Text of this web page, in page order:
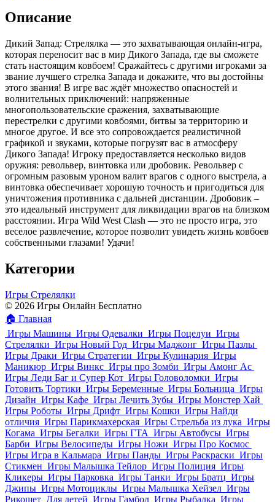
Описание
Дикий Запад: Стрелялка — это захватывающая онлайн-игра,
которая переносит вас в мир Дикого Запада, где вы сможете
стать настоящим ковбоем! Сражайтесь с другими игроками за
звание лучшего стрелка Запада и докажите, что вы достойны
этого звания! В игре вас ждёт множество опасностей и
волнительных приключений: напряженные
многопользовательские сражения, захватывающие
перестрелки с другими ковбоями, битвы за территорию и
многое другое. И все это сопровождается реалистичной
графикой и звуками, которые погрузят вас в атмосферу
Дикого Запада! Игроку предоставляется несколько видов
оружия: револьвер, винтовка или дробовик. Револьвер с
огромным разовым уроном валит врагов с одного выстрела, а
винтовка обеспечивает хорошую точность и пригодиться для
уничтожения противника с дальней дистанции. Дробовик –
это идеальный инструмент для ликвидации врагов на близком
расстоянии. Игра Wild West Clash — это не просто игра, это
веселое развлечение, которое позволит увидеть жизнь ковбоев
собственными глазами! Удачи!
Категории
Игры Стрелялки
© 2026 Игры Онлайн Бесплатно
🏠 Главная
Игры Машины Игры Одевалки Игры Поцелуи Игры
Стрелялки Игры Новый Год Игры Маджонг Игры Пазлы
Игры Драки Игры Стратегии Игры Кулинария Игры
Маникюр Игры Винкс Игры про Зомби Игры Амонг Ас
Игры Леди Баг и Супер Кот Игры Головоломки Игры
Готовить Тортики Игры Беременные Игры Больница Игры
Дизайн Игры Кафе Игры Лечить Зубы Игры Монстер Хай
Игры Роботы Игры Дрифт Игры Кошки Игры Найди
отличия Игры Парикмахерская Игры Стрельба из лука Игры
Когама Игры Бегалки Игры ГТА Игры Автобусы Игры
Барби Игры Велосипеды Игры Ножи Игры Про Космос
Игры Игра в Кальмара Игры Панды Игры Раскраски Игры
Стикмен Игры Малышка Тейлор Игры Полиция Игры
Кликеры Игры Парковка Игры Танки Игры Братц Игры
Джипы Игры Мотоциклы Игры Малышка Хейзел Игры
Рикошет Для детей Игры Гамбол Игры Рыбалка Игры